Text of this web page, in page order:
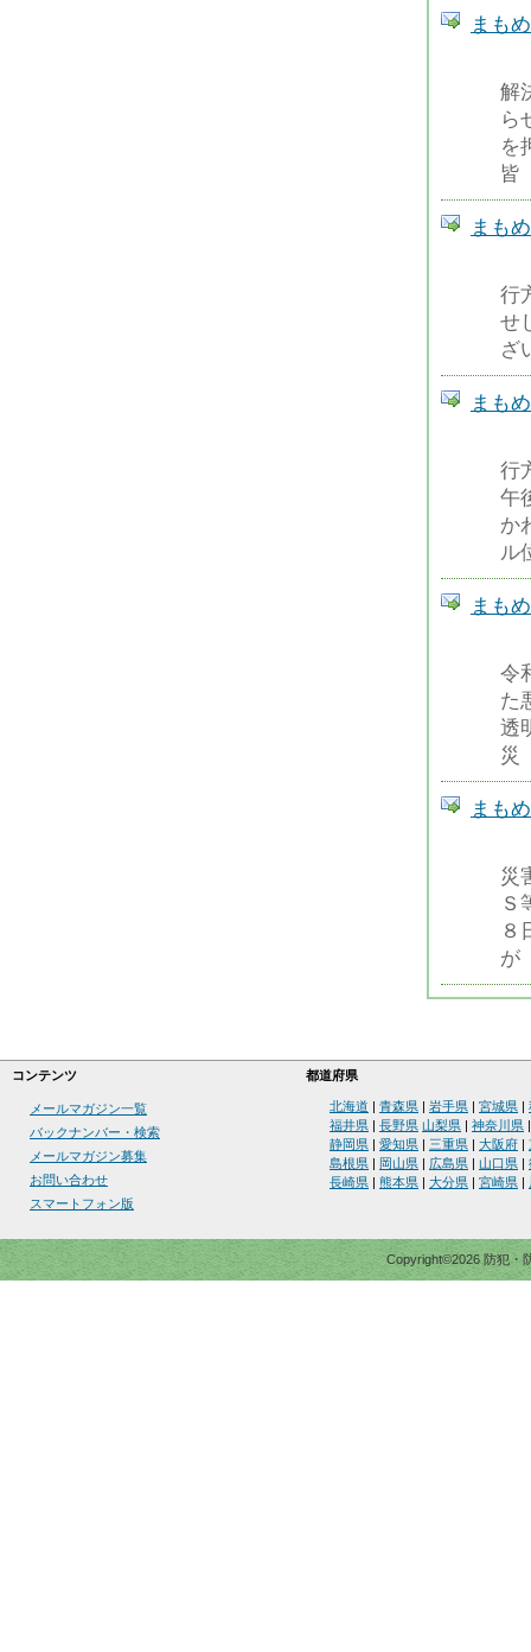
まも
解
ら
を
皆
まも
行
せ
ざ
まも
行
午
か
ル
まも
令
た
透
災
まも
災
Ｓ
８
が
コンテンツ 都道府県
メールマガジン一覧
バックナンバー・検索
メールマガジン募集
お問い合わせ
スマートフォン版
北海道 青森県 岩手県 宮城県
福井県
長野県 山梨県 神奈川県
静岡県
愛知県 三重県 大阪府
島根県
岡山県 広島県 山口県
長崎県
熊本県 大分県 宮崎県
Copyright©2026 防犯・